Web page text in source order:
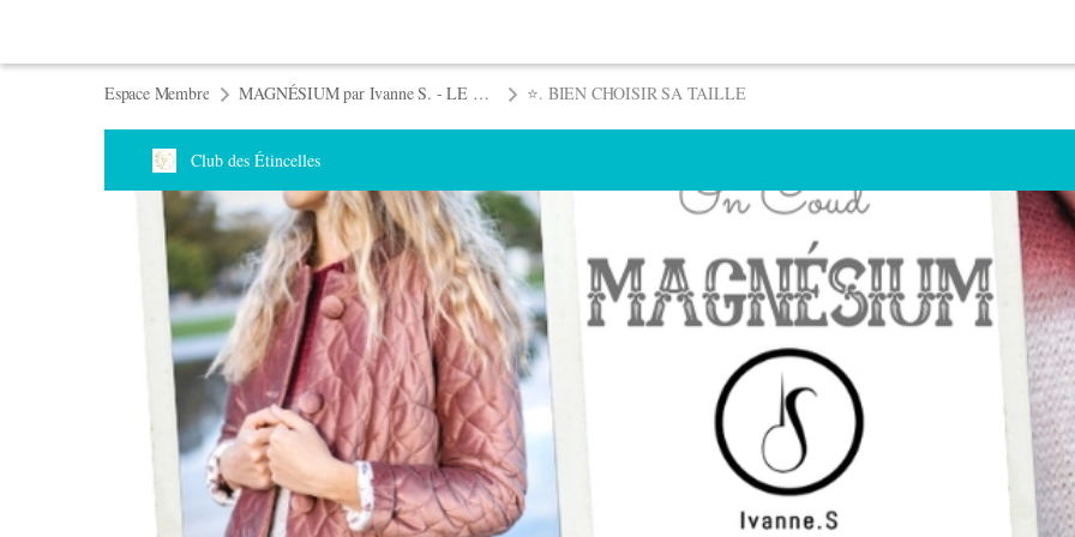
Espace Membre MAGNÉSIUM par Ivanne S. - LE MANTEAU QU'IL VOUS FAUT ! ⭐️. BIEN CHOISIR SA TAILLE
Club des Étincelles